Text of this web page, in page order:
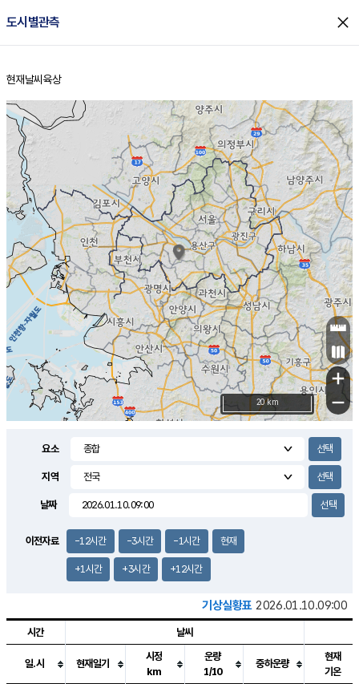
도시별관측 close
홈
현재날씨 육상
+
−
20 km
요소
지역
날짜
이전자료 -12시간 -3시간 -1시간 현재
+1시간 +3시간 +12시간
기상실황표 2026.01.10.09:00
시간 날씨
일.시 현재일기
시정
km
운량
1/10
중하운량
현재
기온